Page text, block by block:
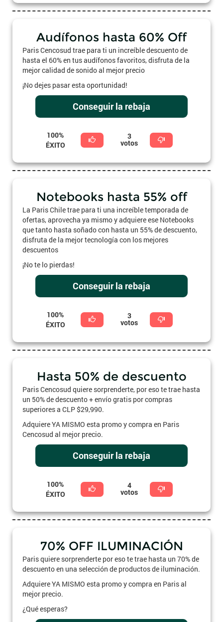
Audífonos hasta 60% Off
Paris Cencosud trae para ti un increíble descuento de
hasta el 60% en tus audífonos favoritos, disfruta de la
mejor calidad de sonido al mejor precio
¡No dejes pasar esta oportunidad!
Conseguir la rebaja
100%
ÉXITO
3
votos
Notebooks hasta 55% off
La Paris Chile trae para ti una increíble temporada de
ofertas, aprovecha ya mismo y adquiere ese Notebooks
que tanto hasta soñado con hasta un 55% de descuento,
disfruta de la mejor tecnología con los mejores
descuentos
¡No te lo pierdas!
Conseguir la rebaja
100%
ÉXITO
3
votos
Hasta 50% de descuento
Paris Cencosud quiere sorprenderte, por eso te trae hasta
un 50% de descuento + envío gratis por compras
superiores a CLP $29,990.
Adquiere YA MISMO esta promo y compra en Paris
Cencosud al mejor precio.
Conseguir la rebaja
100%
ÉXITO
4
votos
70% OFF ILUMINACIÓN
Paris quiere sorprenderte por eso te trae hasta un 70% de
descuento en una selección de productos de iluminación.
Adquiere YA MISMO esta promo y compra en Paris al
mejor precio.
¿Qué esperas?